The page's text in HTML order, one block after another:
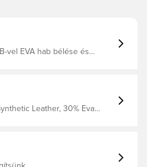
vel EVA hab bélése és
Quality Pro jelölés a
30% szintetikus gumi 10%
Leather, 30% Eva